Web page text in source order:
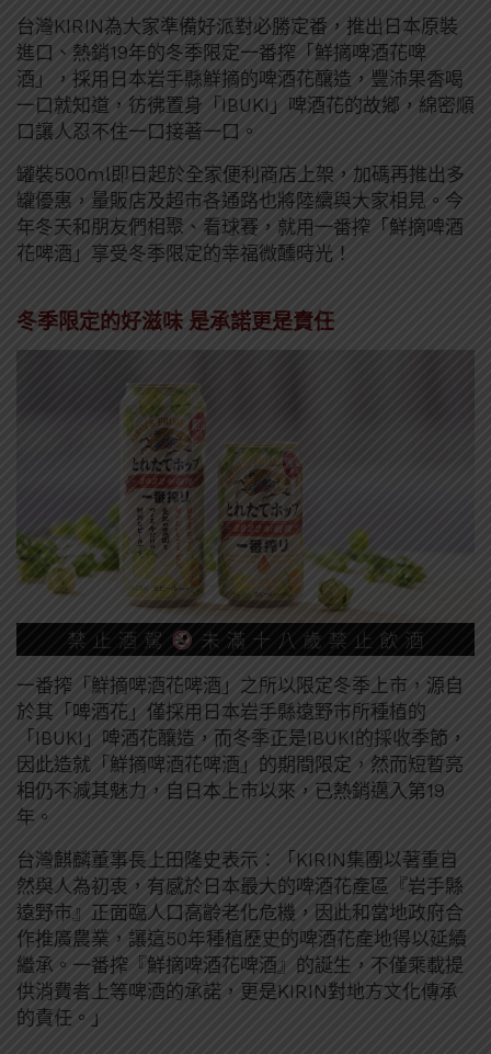
台灣KIRIN為大家準備好派對必勝定番，推出日本原裝
進口、熱銷19年的冬季限定一番搾「鮮摘啤酒花啤
酒」，採用日本岩手縣鮮摘的啤酒花釀造，豐沛果香喝
一口就知道，彷彿置身「IBUKI」啤酒花的故鄉，綿密順
口讓人忍不住一口接著一口。
罐裝500ml即日起於全家便利商店上架，加碼再推出多
罐優惠，量販店及超市各通路也將陸續與大家相見。今
年冬天和朋友們相聚、看球賽，就用一番搾「鮮摘啤酒
花啤酒」享受冬季限定的幸福微醺時光！
冬季限定的好滋味 是承諾更是責任
一番搾「鮮摘啤酒花啤酒」之所以限定冬季上市，源自
於其「啤酒花」僅採用日本岩手縣遠野市所種植的
「IBUKI」啤酒花釀造，而冬季正是IBUKI的採收季節，
因此造就「鮮摘啤酒花啤酒」的期間限定，然而短暫亮
相仍不減其魅力，自日本上市以來，已熱銷邁入第19
年。
台灣麒麟董事長上田隆史表示：「KIRIN集團以著重自
然與人為初衷，有感於日本最大的啤酒花產區『岩手縣
遠野市』正面臨人口高齡老化危機，因此和當地政府合
作推廣農業，讓這50年種植歷史的啤酒花產地得以延續
繼承。一番搾『鮮摘啤酒花啤酒』的誕生，不僅乘載提
供消費者上等啤酒的承諾，更是KIRIN對地方文化傳承
的責任。」